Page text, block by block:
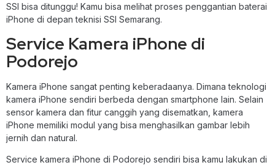
SSI bisa ditunggu! Kamu bisa melihat proses penggantian baterai
iPhone di depan teknisi SSI Semarang.
Service Kamera iPhone di
Podorejo
Kamera iPhone sangat penting keberadaanya. Dimana teknologi
kamera iPhone sendiri berbeda dengan smartphone lain. Selain
sensor kamera dan fitur canggih yang disematkan, kamera
iPhone memiliki modul yang bisa menghasilkan gambar lebih
jernih dan natural.
Service kamera iPhone di Podorejo sendiri bisa kamu lakukan di